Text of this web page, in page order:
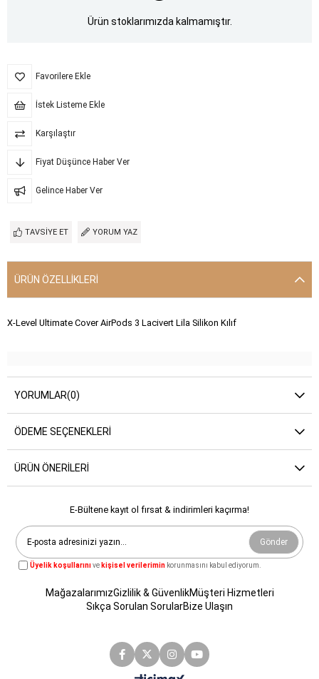
Ürün stoklarımızda kalmamıştır.
Favorilere Ekle
İstek Listeme Ekle
Karşılaştır
Fiyat Düşünce Haber Ver
Gelince Haber Ver
TAVSIYE ET YORUM YAZ
ÜRÜN ÖZELLIKLERI
X-Level Ultimate Cover AirPods 3 Lacivert Lila Silikon Kılıf
YORUMLAR(0)
ÖDEME SEÇENEKLERI
ÜRÜN ÖNERILERI
E-Bültene kayıt ol fırsat & indirimleri kaçırma!
Gönder
Üyelik koşullarınıve kişisel verilerimin korunmasını kabul ediyorum.
MağazalarımızGizlilik & GüvenlikMüşteri Hizmetleri
Sıkça Sorulan SorularBize Ulaşın